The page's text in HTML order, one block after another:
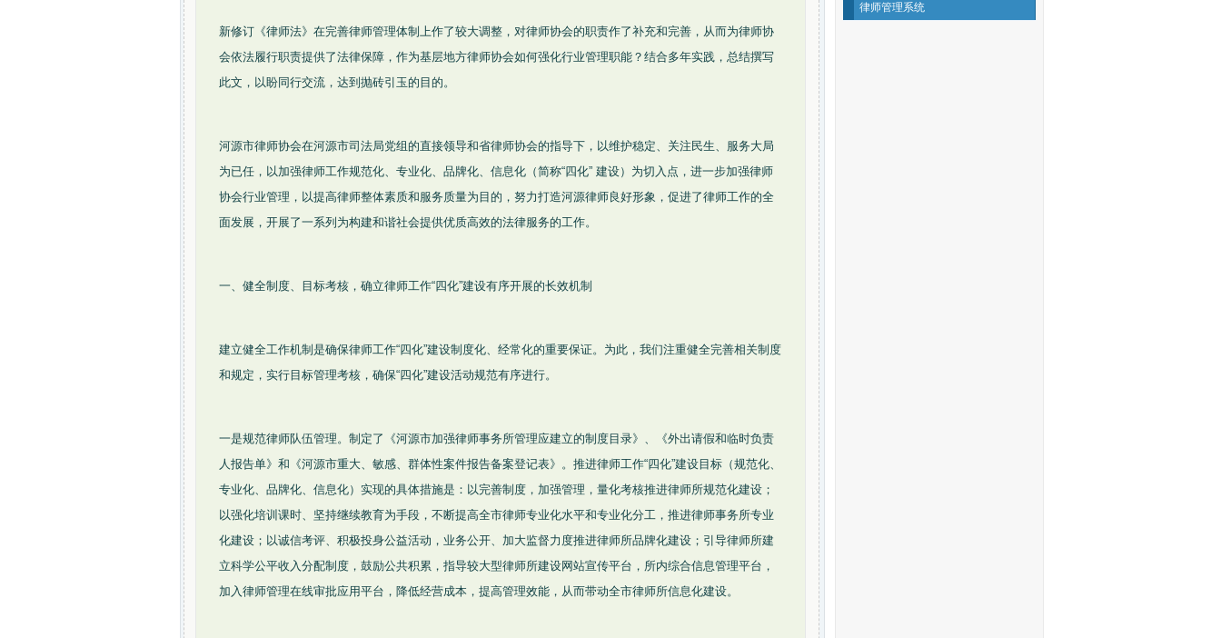
新修订《律师法》在完善律师管理体制上作了较大调整，对律师协会的职责作了补充和完善，从而为律师协
会依法履行职责提供了法律保障，作为基层地方律师协会如何强化行业管理职能？结合多年实践，总结撰写
此文，以盼同行交流，达到抛砖引玉的目的。
河源市律师协会在河源市司法局党组的直接领导和省律师协会的指导下，以维护稳定、关注民生、服务大局
为已任，以加强律师工作规范化、专业化、品牌化、信息化（简称“四化” 建设）为切入点，进一步加强律师
协会行业管理，以提高律师整体素质和服务质量为目的，努力打造河源律师良好形象，促进了律师工作的全
面发展，开展了一系列为构建和谐社会提供优质高效的法律服务的工作。
一、健全制度、目标考核，确立律师工作“四化”建设有序开展的长效机制
建立健全工作机制是确保律师工作“四化”建设制度化、经常化的重要保证。为此，我们注重健全完善相关制度
和规定，实行目标管理考核，确保“四化”建设活动规范有序进行。
一是规范律师队伍管理。制定了《河源市加强律师事务所管理应建立的制度目录》、《外出请假和临时负责
人报告单》和《河源市重大、敏感、群体性案件报告备案登记表》。推进律师工作“四化”建设目标（规范化、
专业化、品牌化、信息化）实现的具体措施是：以完善制度，加强管理，量化考核推进律师所规范化建设；
以强化培训课时、坚持继续教育为手段，不断提高全市律师专业化水平和专业化分工，推进律师事务所专业
化建设；以诚信考评、积极投身公益活动，业务公开、加大监督力度推进律师所品牌化建设；引导律师所建
立科学公平收入分配制度，鼓励公共积累，指导较大型律师所建设网站宣传平台，所内综合信息管理平台，
加入律师管理在线审批应用平台，降低经营成本，提高管理效能，从而带动全市律师所信息化建设。
律师管理系统